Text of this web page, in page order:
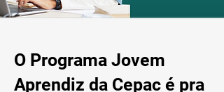
O Programa Jovem
Aprendiz da Cepac é pra